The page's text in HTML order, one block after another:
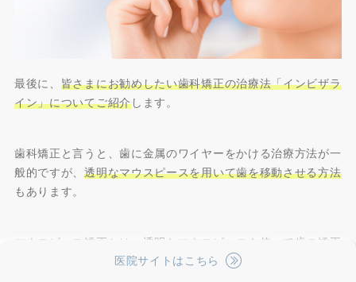
医院サイトはこちら
最後に、 皆さまにお勧めしたい歯科矯正の治療法「インビザラ
イン」についてご紹介します。
歯科矯正と言うと、歯に金属のワイヤーをかける治療方法が一
般的ですが、透明なマウスピースを用いて歯を移動させる方法
もあります。
マウスピース矯正とは、透明なマウスピースを使って歯の矯正
で、さまざまなメーカーが器具を作って展開